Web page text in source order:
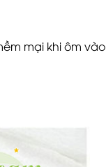
mại khi ôm